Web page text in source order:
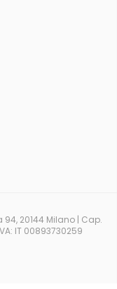
94, 20144 Milano | Cap.
IT 00893730259